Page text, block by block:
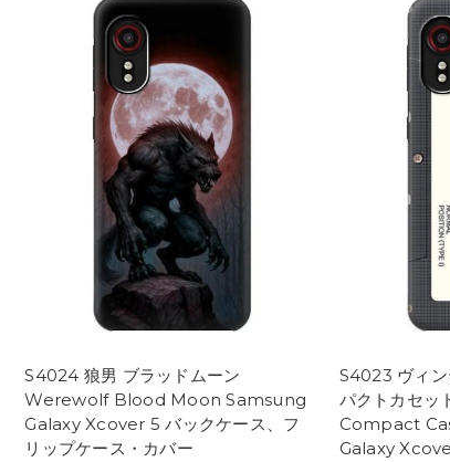
S4024 狼男 ブラッドムーン
Werewolf Blood Moon Samsung
Galaxy Xcover 5 バックケース、フ
リップケース・カバー
S4023 ヴィ
パクトカセ
Compact
Galaxy